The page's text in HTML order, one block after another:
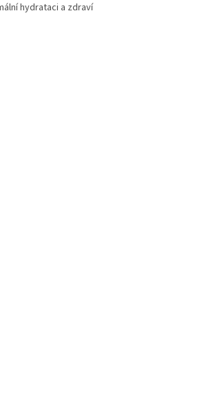
hydrataci a zdraví